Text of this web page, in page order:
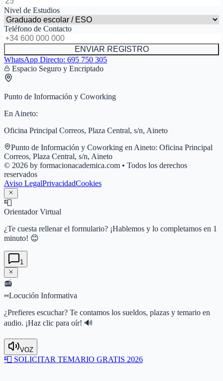
Nivel de Estudios
Teléfono de Contacto
ENVIAR REGISTRO
WhatsApp Directo: 695 750 305
Espacio Seguro y Encriptado
Punto de Información y Coworking
En Aineto:
Oficina Principal Correos, Plaza Central, s/n, Aineto
Punto de Información y Coworking en Aineto: Oficina Principal
Correos, Plaza Central, s/n, Aineto
© 2026 by formacionacademica.com • Todos los derechos
reservados
Aviso LegalPrivacidadCookies
📮
Orientador Virtual
¿Te cuesta rellenar el formulario? ¡Hablemos y lo completamos en 1
minuto! 😊
1
📻
Locución Informativa
¿Prefieres escuchar? Te contamos los sueldos, plazas y temario en
audio. ¡Haz clic para oír! 🔊
VOZ
📮 SOLICITAR TEMARIO GRATIS 2026